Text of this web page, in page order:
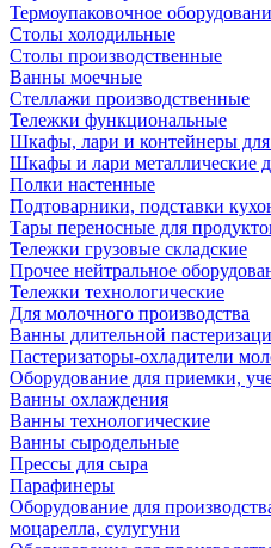
Термоупаковочное
Столы холодильные
Столы производственные
Ванны моечные
Стеллажи производственные
Тележки функциональные
Шкафы, лари и контейнеры для
Шкафы и лари металлические
Полки настенные
Подтоварники, подставки
Тары переносные для
Тележки грузовые складские
Прочее нейтральное
Тележки технологические
Для молочного производства
Ванны длительной
Пастеризаторы-охладители
Оборудование для приемки,
Ванны охлаждения
Ванны технологические
Ванны сыродельные
Прессы для сыра
Парафинеры
Оборудование для
моцарелла, сулугуни